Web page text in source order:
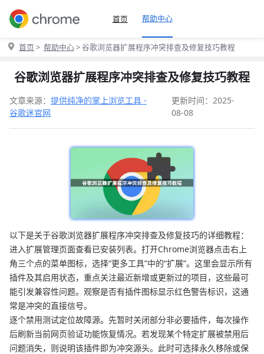
首页 帮助中心
首页 > 帮助中心> 谷歌浏览器扩展程序冲突排查及修复技巧教程
谷歌浏览器扩展程序冲突排查及修复技巧教程
文章来源： 提供纯净的掌上浏览工具 -
谷歌迷官网
更新时间：2025-
08-08
以下是关于谷歌浏览器扩展程序冲突排查及修复技巧的详细教程：
进入扩展管理页面查看已安装列表。打开Chrome浏览器点击右上
角三个点的菜单图标，选择“更多工具”中的“扩展”。这里会显示所有
插件及其启用状态，重点关注最近新增或更新过的项目，这些最可
能引发兼容性问题。观察是否有插件图标显示红色警告标识，这通
常是冲突的直接信号。
逐个禁用测试定位故障源。先暂时关闭部分非必要插件，每次操作
后刷新当前网页验证功能恢复情况。若发现某个特定扩展被禁用后
问题消失，则说明该插件即为冲突源头。此时可选择永久移除或保